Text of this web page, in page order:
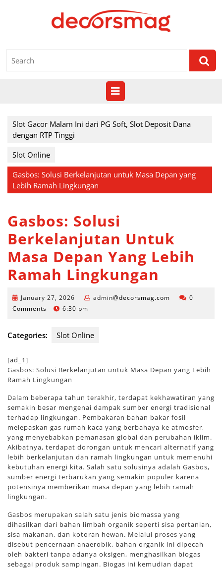
for:
Open
Button
Slot Gacor Malam Ini dari PG Soft, Slot Deposit Dana
dengan RTP Tinggi
Slot Online
Gasbos: Solusi Berkelanjutan untuk Masa Depan yang
Lebih Ramah Lingkungan
Gasbos: Solusi
Berkelanjutan Untuk
Masa Depan Yang Lebih
Ramah Lingkungan
January 27, 2026 January
27,
admin@decorsmag.com
0
Comments
6:30 pm
Categories: Slot Online
[ad_1]
Gasbos: Solusi Berkelanjutan untuk Masa Depan yang Lebih
Ramah Lingkungan
Dalam beberapa tahun terakhir, terdapat kekhawatiran yang
semakin besar mengenai dampak sumber energi tradisional
terhadap lingkungan. Pembakaran bahan bakar fosil
melepaskan gas rumah kaca yang berbahaya ke atmosfer,
yang menyebabkan pemanasan global dan perubahan iklim.
Akibatnya, terdapat dorongan untuk mencari alternatif yang
lebih berkelanjutan dan ramah lingkungan untuk memenuhi
kebutuhan energi kita. Salah satu solusinya adalah Gasbos,
sumber energi terbarukan yang semakin populer karena
potensinya memberikan masa depan yang lebih ramah
lingkungan.
Gasbos merupakan salah satu jenis biomassa yang
dihasilkan dari bahan limbah organik seperti sisa pertanian,
sisa makanan, dan kotoran hewan. Melalui proses yang
disebut pencernaan anaerobik, bahan organik ini dipecah
oleh bakteri tanpa adanya oksigen, menghasilkan biogas
sebagai produk sampingan. Biogas ini kemudian dapat